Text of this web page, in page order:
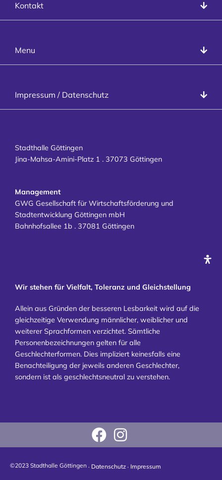
info@stadthalle-goettingen.de
T+49 551 99958-0
Kontakt
Menu
Impressum / Datenschutz
Stadthalle Göttingen
Jina-Mahsa-Amini-Platz 1 . 37073 Göttingen
Management
GWG Gesellschaft für Wirtschaftsförderung und
Stadtentwicklung Göttingen mbH
Bahnhofsallee 1b . 37081 Göttingen
Wir stehen für Vielfalt, Toleranz und Gleichstellung
Allein aus Gründen der besseren Lesbarkeit wird auf die
gleichzeitige Verwendung männlicher, weiblicher und
weiterer Sprachformen verzichtet. Sämtliche
Personenbezeichnungen gelten für alle
Geschlechterformen. Dies impliziert keinesfalls eine
Benachteiligung der jeweils anderen Geschlechter,
sondern ist als geschlechtsneutral zu verstehen.
©2023 Stadthalle Göttingen . Datenschutz . Impressum